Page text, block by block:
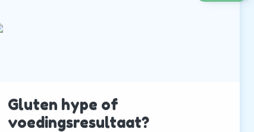
Gluten hype of
voedingsresultaat?